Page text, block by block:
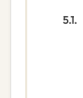
5.1.